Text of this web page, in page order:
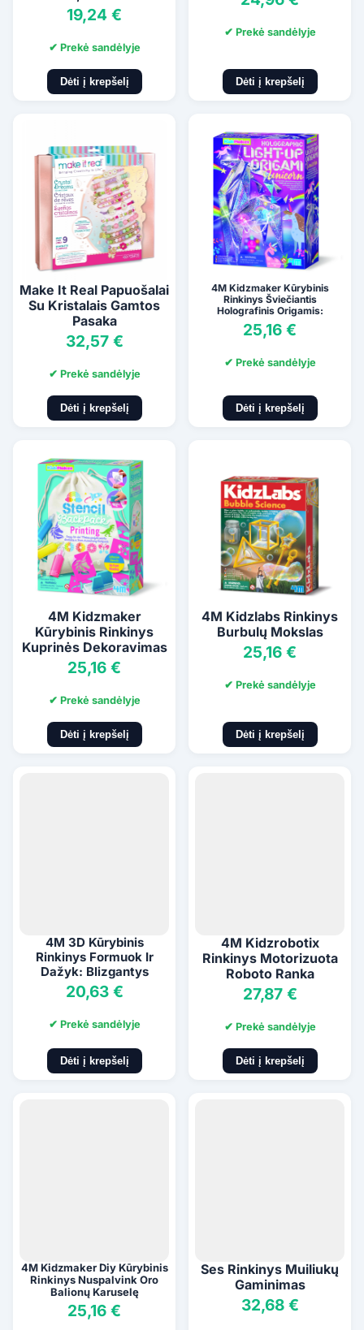
19,24 €
✔ Prekė sandėlyje
Dėti į krepšelį
✔ Prekė sandėlyje
Dėti į krepšelį
Make It Real Papuošalai
Su Kristalais Gamtos
Pasaka
32,57 €
✔ Prekė sandėlyje
Dėti į krepšelį
4M Kidzmaker Kūrybinis
Rinkinys Šviečiantis
Holografinis Origamis:
Vienaragis
25,16 €
✔ Prekė sandėlyje
Dėti į krepšelį
4M Kidzmaker
Kūrybinis Rinkinys
Kuprinės Dekoravimas
25,16 €
✔ Prekė sandėlyje
Dėti į krepšelį
4M Kidzlabs Rinkinys
Burbulų Mokslas
25,16 €
✔ Prekė sandėlyje
Dėti į krepšelį
4M 3D Kūrybinis
Rinkinys Formuok Ir
Dažyk: Blizgantys
Vienaragiai
20,63 €
✔ Prekė sandėlyje
Dėti į krepšelį
4M Kidzrobotix
Rinkinys Motorizuota
Roboto Ranka
27,87 €
✔ Prekė sandėlyje
Dėti į krepšelį
4M Kidzmaker Diy Kūrybinis
Rinkinys Nuspalvink Oro
Balionų Karuselę
25,16 €
Ses Rinkinys Muiliukų
Gaminimas
32,68 €